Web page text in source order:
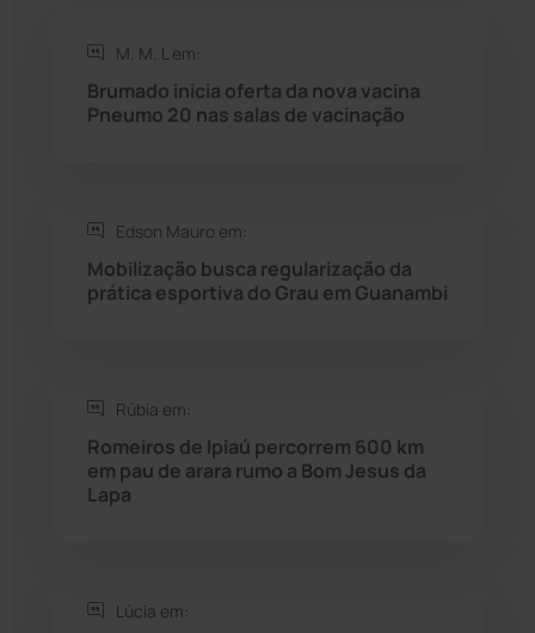
Rio do Antônio
Rio do Pires
Seabra
Sudoeste Baiano (1530)
M. M. L em:
Brumado inicia oferta da nova vacina
Pneumo 20 nas salas de vacinação
Edson Mauro em:
Mobilização busca regularização da
prática esportiva do Grau em Guanambi
Rúbia em:
Romeiros de Ipiaú percorrem 600 km
em pau de arara rumo a Bom Jesus da
Lapa
Lúcia em: